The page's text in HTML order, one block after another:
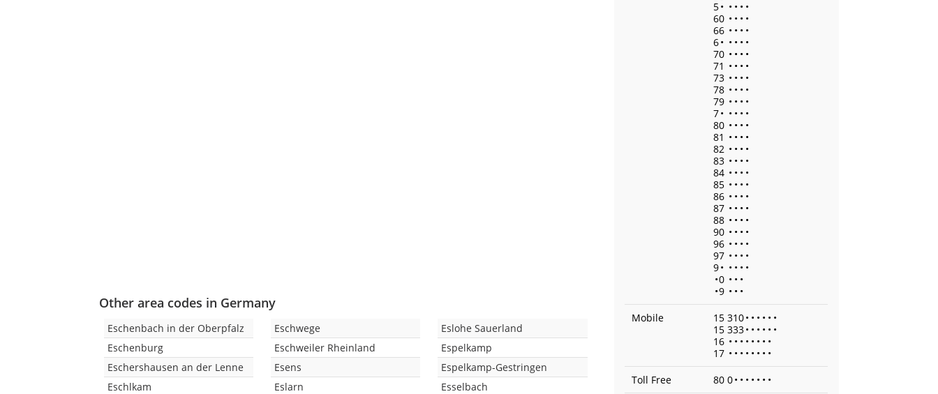
Other area codes in Germany
Eschenbach in der Oberpfalz
Eschenburg
Eschershausen an der Lenne
Eschlkam
Eschwege
Eschweiler Rheinland
Esens
Eslarn
Eslohe Sauerland
Espelkamp
Espelkamp-Gestringen
Esselbach
5• • • • •
60 • • • •
66 • • • •
6• • • • •
70 • • • •
71 • • • •
73 • • • •
78 • • • •
79 • • • •
7• • • • •
80 • • • •
81 • • • •
82 • • • •
83 • • • •
84 • • • •
85 • • • •
86 • • • •
87 • • • •
88 • • • •
90 • • • •
96 • • • •
97 • • • •
9• • • • •
•0 • • •
•9 • • •
Mobile
15 310• • • • • •
15 333• • • • • •
16 • • • • • • • •
17 • • • • • • • •
Toll Free
80 0• • • • • • •